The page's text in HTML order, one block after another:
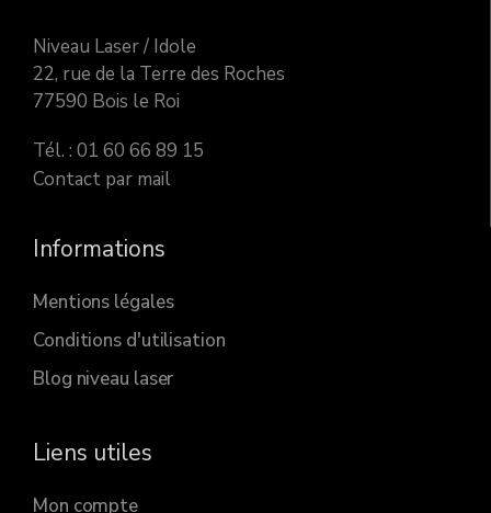
Niveau Laser / Idole
22, rue de la Terre des Roches
77590 Bois le Roi
Tél. : 01 60 66 89 15
Contact par mail
Informations
Mentions légales
Conditions d'utilisation
Blog niveau laser
Liens utiles
Mon compte